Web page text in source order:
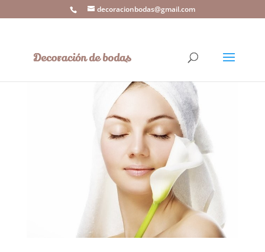
decoracionbodas@gmail.com